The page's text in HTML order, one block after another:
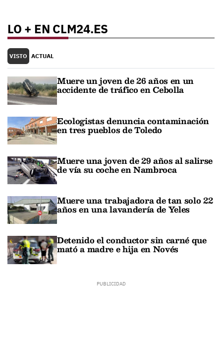
LO + EN CLM24.ES
VISTO ACTUAL
Muere un joven de 26 años en un
accidente de tráfico en Cebolla
Ecologistas denuncia contaminación
en tres pueblos de Toledo
Muere una joven de 29 años al salirse
de vía su coche en Nambroca
Muere una trabajadora de tan solo 22
años en una lavandería de Yeles
Detenido el conductor sin carné que
mató a madre e hija en Novés